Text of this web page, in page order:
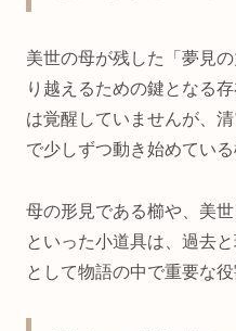
美世の母が残した「夢見
り越えるための鍵となる
は覚醒していませんが、
で少しずつ動き始めてい
母の形見である櫛や、美
といった小道具は、過去
として物語の中で重要な役